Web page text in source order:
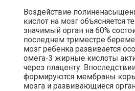
Воздействие
кислот на мозг объясняется
значимый орган на 60%
последнем триместре
мозг ребенка развивается
омега-3 жирные кислоты
через плаценту.
формируются мембраны
мозга и развивающиеся